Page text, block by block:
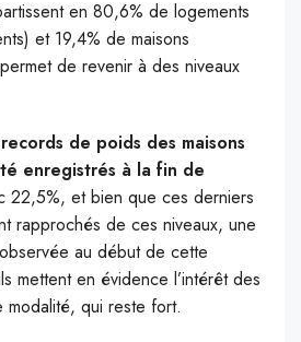
en 80,6% de logements
et 19,4% de maisons
de revenir à des niveaux
de poids des maisons
enregistrés à la fin de
22,5%, et bien que ces derniers
rapprochés de ces niveaux, une
au début de cette
mettent en évidence l’intérêt des
qui reste fort.